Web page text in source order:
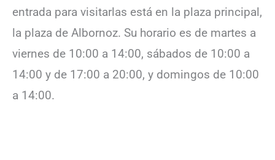
entrada para visitarlas está en la plaza principal,
la plaza de Albornoz. Su horario es de martes a
viernes de 10:00 a 14:00, sábados de 10:00 a
14:00 y de 17:00 a 20:00, y domingos de 10:00
a 14:00.